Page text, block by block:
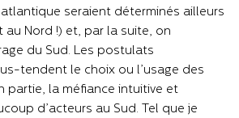
seraient déterminés ailleurs
au Nord !) et, par la suite, on
du Sud. Les postulats
tendent le choix ou l’usage des
partie, la méfiance intuitive et
d’acteurs au Sud. Tel que je